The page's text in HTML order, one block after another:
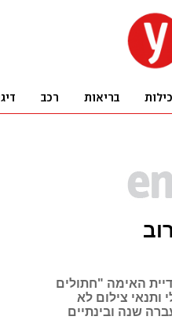
האימה "חתולים
ותנאי צילום לא
שנה ובינתיים